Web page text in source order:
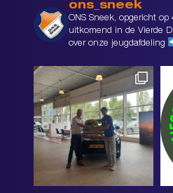
ons_sneek
ONS Sneek, opgericht
uitkomend in de Vierde
over onze jeugdafdeling